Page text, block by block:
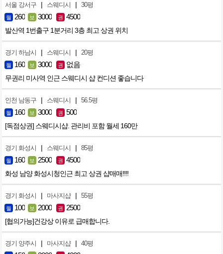
서울 강서구 | 스웨디시 | 30평
월 260 보 3000 권 4500
발산역 1번출구 1분거리 3층 최고 상권 위치
경기 하남시 | 스웨디시 | 20평
월 160 보 3000 권 없음
무권리 미사역 인근 스웨디시 샵 컨디션 좋습니다
인천 남동구 | 스웨디시 | 56.5평
월 160 보 3000 권 500
[독점상권] 스웨디시샵. 관리비 포함 월세 160만
경기 화성시 | 스웨디시 | 85평
월 160 보 2500 권 4500
화성 남양 화성시청인근 최고 상권 샵매매!!!!
경기 화성시 | 마사지샵 | 55평
월 100 보 2000 권 2500
[협의가능]건강상 이유로 급매합니다.
경기 양주시 | 마사지샵 | 40평